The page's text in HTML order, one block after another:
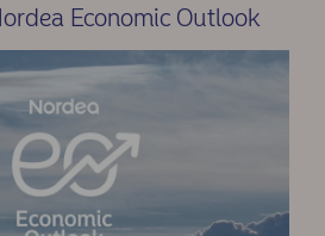
Economic Outlook